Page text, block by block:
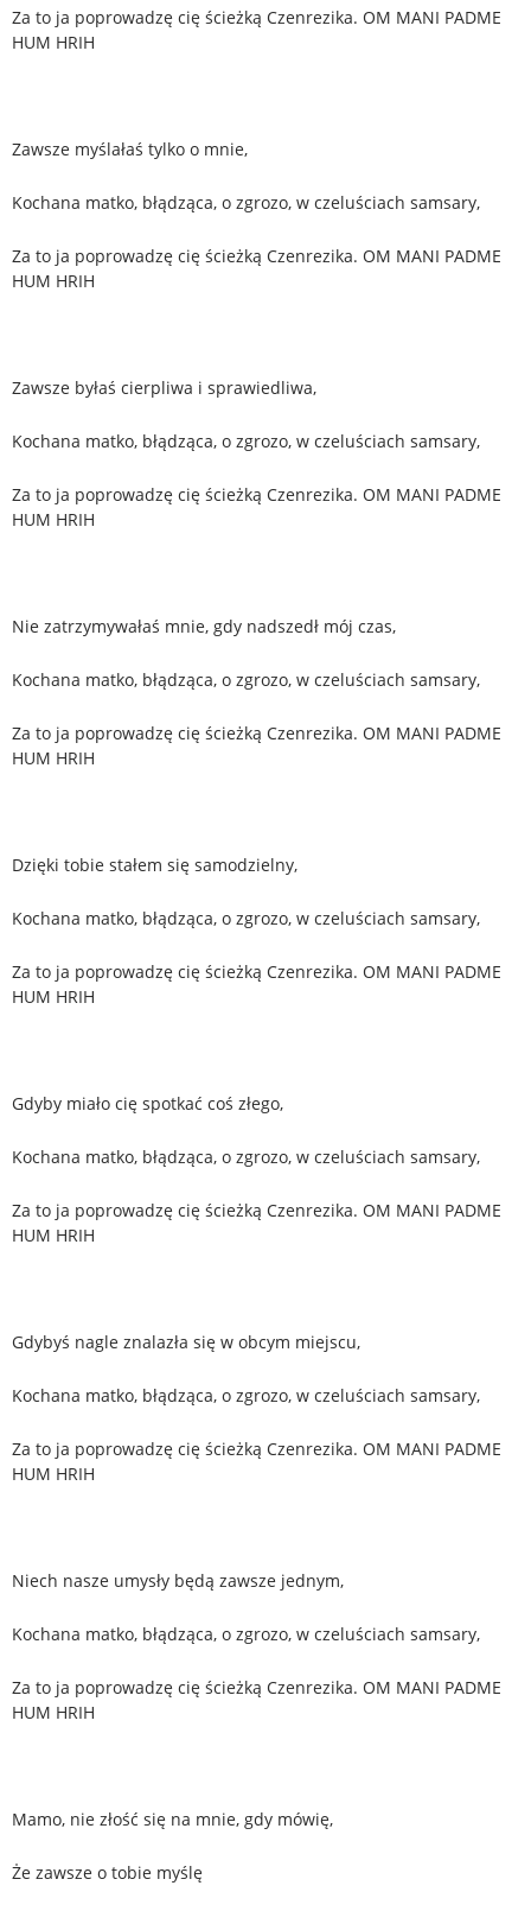
Za to ja poprowadzę cię ścieżką Czenrezika. OM MANI PADME
HUM HRIH
Zawsze myślałaś tylko o mnie,
Kochana matko, błądząca, o zgrozo, w czeluściach samsary,
Za to ja poprowadzę cię ścieżką Czenrezika. OM MANI PADME
HUM HRIH
Zawsze byłaś cierpliwa i sprawiedliwa,
Kochana matko, błądząca, o zgrozo, w czeluściach samsary,
Za to ja poprowadzę cię ścieżką Czenrezika. OM MANI PADME
HUM HRIH
Nie zatrzymywałaś mnie, gdy nadszedł mój czas,
Kochana matko, błądząca, o zgrozo, w czeluściach samsary,
Za to ja poprowadzę cię ścieżką Czenrezika. OM MANI PADME
HUM HRIH
Dzięki tobie stałem się samodzielny,
Kochana matko, błądząca, o zgrozo, w czeluściach samsary,
Za to ja poprowadzę cię ścieżką Czenrezika. OM MANI PADME
HUM HRIH
Gdyby miało cię spotkać coś złego,
Kochana matko, błądząca, o zgrozo, w czeluściach samsary,
Za to ja poprowadzę cię ścieżką Czenrezika. OM MANI PADME
HUM HRIH
Gdybyś nagle znalazła się w obcym miejscu,
Kochana matko, błądząca, o zgrozo, w czeluściach samsary,
Za to ja poprowadzę cię ścieżką Czenrezika. OM MANI PADME
HUM HRIH
Niech nasze umysły będą zawsze jednym,
Kochana matko, błądząca, o zgrozo, w czeluściach samsary,
Za to ja poprowadzę cię ścieżką Czenrezika. OM MANI PADME
HUM HRIH
Mamo, nie złość się na mnie, gdy mówię,
Że zawsze o tobie myślę